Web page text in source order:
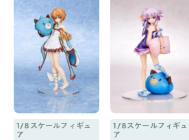
1/8スケールフィギュ
ア
1/8スケールフィギュ
ア